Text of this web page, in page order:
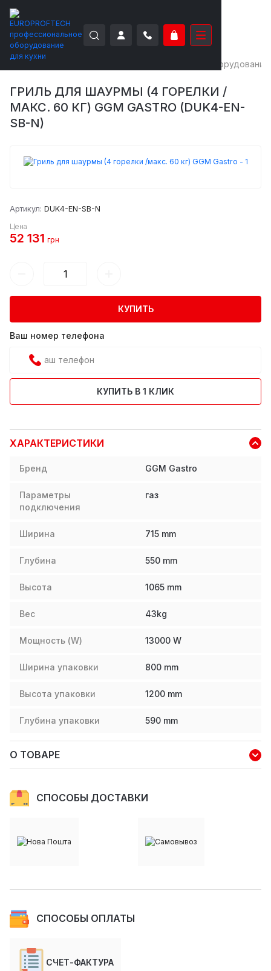
EUROPROFTECH
ГРИЛЬ ДЛЯ ШАУРМЫ (4 ГОРЕЛКИ /
МАКС. 60 КГ) GGM GASTRO (DUK4-EN-
SB-N)
Артикул: DUK4-EN-SB-N
Цена
52 131 грн
КУПИТЬ
Ваш номер телефона
КУПИТЬ В 1 КЛИК
ХАРАКТЕРИСТИКИ
Бренд GGM Gastro
Параметры
подключения
газ
Ширина 715 mm
Глубина 550 mm
Высота 1065 mm
Вес 43kg
Мощность (W) 13000 W
Ширина упаковки 800 mm
Высота упаковки 1200 mm
Глубина упаковки 590 mm
О ТОВАРЕ
СПОСОБЫ ДОСТАВКИ
СПОСОБЫ ОПЛАТЫ
СЧЕТ-ФАКТУРА